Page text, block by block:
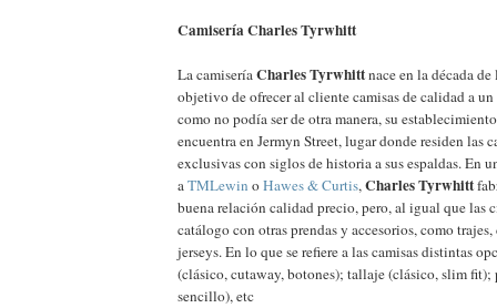
Camisería Charles Tyrwhitt
La camiseríaCharles Tyrwhittnace en la década
objetivo de ofrecer al cliente camisas de calidad a
como no podía ser de otra manera, su
encuentra en Jermyn Street, lugar donde residen las
exclusivas con siglos de historia a sus espaldas. En
aTMLewin oHawes & Curtis,Charles Tyrwhitt
buena relación calidad precio, pero, al igual que las
catálogo con otras prendas y accesorios, como
jerseys. En lo que se refiere a las camisas distintas
(clásico, cutaway, botones); tallaje (clásico, slim fit);
sencillo), etc